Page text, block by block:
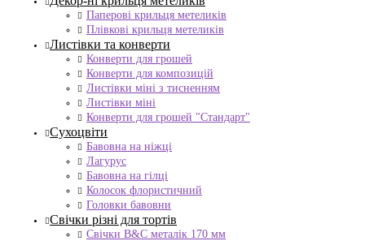
Паперові крильця метеликів
Плівкові крильця метеликів
Листівки та конверти
Конверти для грошей
Конверти для композицій
Листівки міні з тисненням
Листівки міні
Конверти для грошей "Стандарт"
Сухоцвіти
Бавовна на ніжці
Лагурус
Бавовна на гілці
Колосок флористичний
Головки бавовни
Свічки різні для тортів
Свічки B&C металік 170 мм